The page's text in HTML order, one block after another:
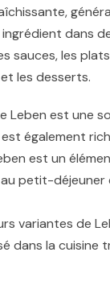
dans
sauces, les
les desserts.
Leben est une
également
est un
petit-déjeuner
variantes de
dans la cuisine